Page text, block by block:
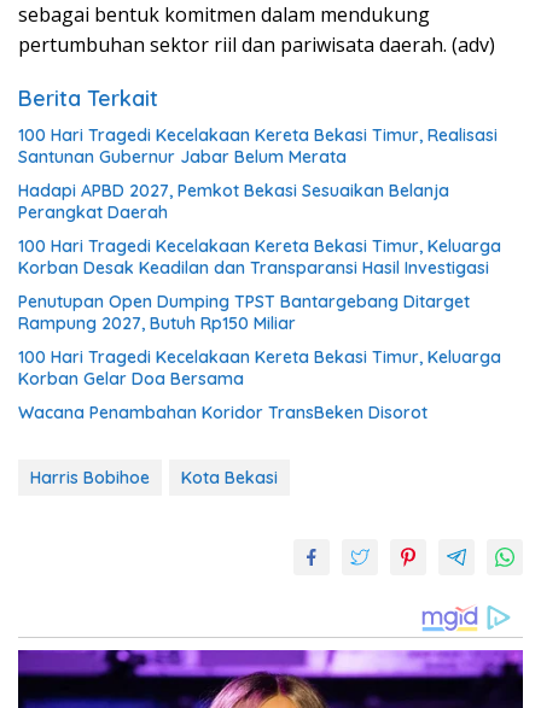
sebagai bentuk komitmen dalam mendukung
pertumbuhan sektor riil dan pariwisata daerah. (adv)
Berita Terkait
100 Hari Tragedi Kecelakaan Kereta Bekasi Timur, Realisasi
Santunan Gubernur Jabar Belum Merata
Hadapi APBD 2027, Pemkot Bekasi Sesuaikan Belanja
Perangkat Daerah
100 Hari Tragedi Kecelakaan Kereta Bekasi Timur, Keluarga
Korban Desak Keadilan dan Transparansi Hasil Investigasi
Penutupan Open Dumping TPST Bantargebang Ditarget
Rampung 2027, Butuh Rp150 Miliar
100 Hari Tragedi Kecelakaan Kereta Bekasi Timur, Keluarga
Korban Gelar Doa Bersama
Wacana Penambahan Koridor TransBeken Disorot
Harris Bobihoe Kota Bekasi